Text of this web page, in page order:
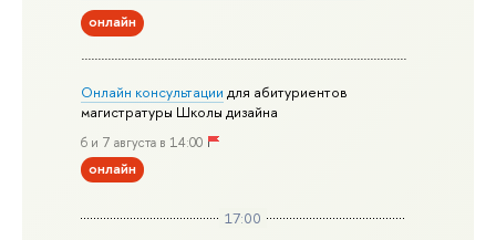
онлайн
Онлайн консультации для абитуриентов
магистратуры Школы дизайна
6 и 7 августа в 14:00
онлайн
17:00